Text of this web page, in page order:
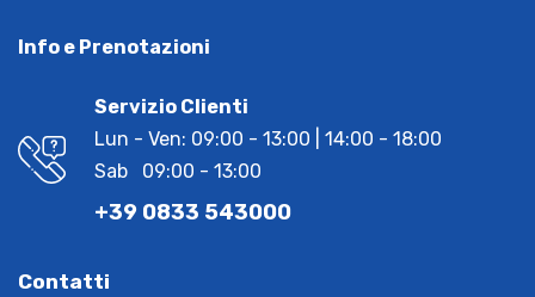
Info e Prenotazioni
Servizio Clienti
Lun - Ven: 09:00 - 13:00 | 14:00 - 18:00
Sab 09:00 - 13:00
+39 0833 543000
Contatti